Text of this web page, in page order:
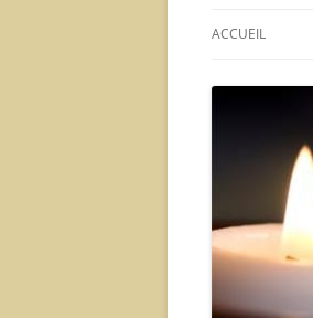
ACCUEIL